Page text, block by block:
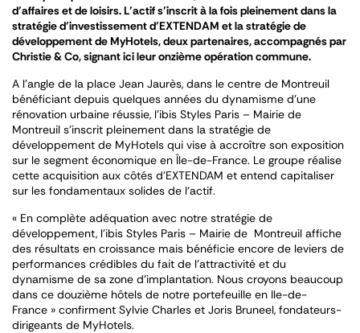
d’affaires et de loisirs. L’actif s’inscrit à la fois pleinement dans la
stratégie d’investissement d’EXTENDAM et la stratégie de
développement de MyHotels, deux partenaires, accompagnés par
Christie & Co, signant ici leur onzième opération commune.
A l’angle de la place Jean Jaurès, dans le centre de Montreuil
bénéficiant depuis quelques années du dynamisme d’une
rénovation urbaine réussie, l’ibis Styles Paris – Mairie de
Montreuil s’inscrit pleinement dans la stratégie de
développement de MyHotels qui vise à accroître son exposition
sur le segment économique en Île-de-France. Le groupe réalise
cette acquisition aux côtés d’EXTENDAM et entend capitaliser
sur les fondamentaux solides de l’actif.
« En complète adéquation avec notre stratégie de
développement, l’ibis Styles Paris – Mairie de Montreuil affiche
des résultats en croissance mais bénéficie encore de leviers de
performances crédibles du fait de l’attractivité et du
dynamisme de sa zone d’implantation. Nous croyons beaucoup
dans ce douzième hôtels de notre portefeuille en Ile-de-
France » confirment Sylvie Charles et Joris Bruneel, fondateurs-
dirigeants de MyHotels.